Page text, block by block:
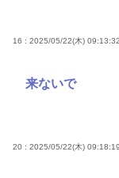
16 : 2025/05/22(木)
来ないで
20 : 2025/05/22(木)